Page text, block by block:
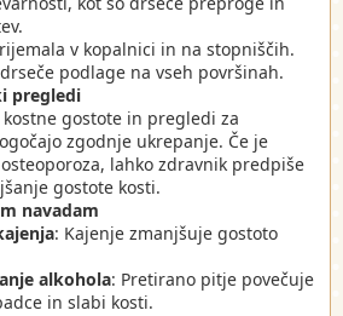
v kopalnici in na stopniščih.
podlage na vseh površinah.
pregledi
gostote in pregledi za
zgodnje ukrepanje. Če je
lahko zdravnik predpiše
gostote kosti.
navadam
: Kajenje zmanjšuje gostoto
alkohola: Pretirano pitje povečuje
in slabi kosti.